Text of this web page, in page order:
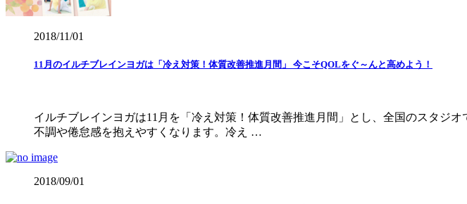
2018/11/01
11月のイルチブレインヨガは「冷え対策！体質改善推進月間」 今こそQOLをぐ～んと高めよう！
イルチブレインヨガは11月を「冷え対策！体質改善推進月間」とし、全国のスタジ
不調や倦怠感を抱えやすくなります。冷え …
2018/09/01